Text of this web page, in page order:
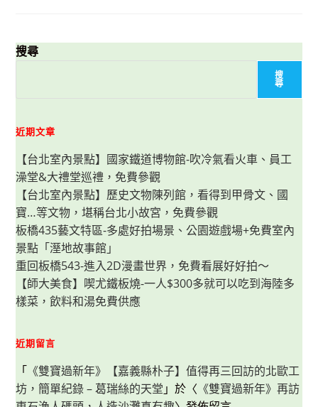
雞-
味，
孩
子
DIY
韓
式
手
作
飯
糰
好
有
趣，
在
家
準
真
Easy！
搜尋
搜
尋
近期文章
【台北室內景點】國家鐵道博物館-吹冷氣看火車、員工
澡堂&大禮堂巡禮，免費參觀
【台北室內景點】歷史文物陳列館，看得到甲骨文、國
寶…等文物，堪稱台北小故宮，免費參觀
板橋435藝文特區-多處好拍場景、公園遊戲場+免費室內
景點「溼地故事館」
重回板橋543-進入2D漫畫世界，免費看展好好拍～
【師大美食】喫尤鐵板燒-一人$300多就可以吃到海陸多
樣菜，飲料和湯免費供應
近期留言
「 《雙寶過新年》【嘉義縣朴子】值得再三回訪的北歐工
坊，簡單紀錄 – 葛瑞絲的天堂 」於〈 《雙寶過新年》再訪